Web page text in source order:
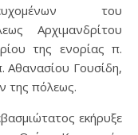
του
Αρχιμανδρίτου
της ενορίας π.
Αθανασίου Γουσίδη,
της πόλεως.
εκήρυξε